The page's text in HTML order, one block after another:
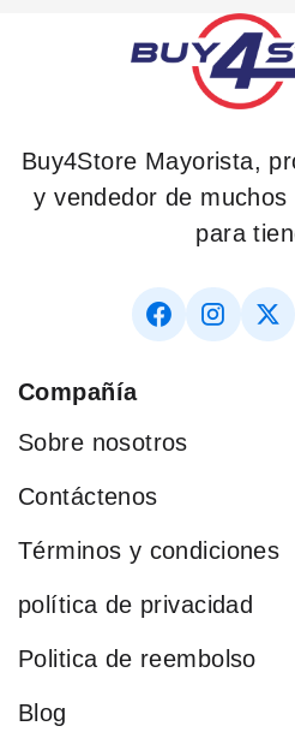
Buy4Store Mayorista,
y vendedor de muchos
para
Compañía
Sobre nosotros
Contáctenos
Términos y condiciones
política de privacidad
Politica de reembolso
Blog